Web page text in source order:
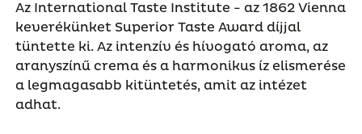
Az International Taste Institute - az 1862 Vienna
keverékünket Superior Taste Award díjjal
tüntette ki. Az intenzív és hívogató aroma, az
aranyszínű crema és a harmonikus íz elismerése
a legmagasabb kitüntetés, amit az intézet
adhat.